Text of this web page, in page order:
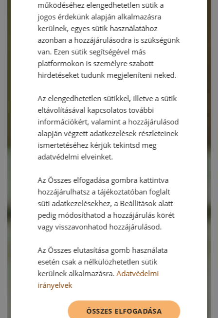
működéséhez elengedhetetlen sütik a
jogos érdekünk alapján alkalmazásra
kerülnek, egyes sütik használatához
azonban a hozzájárulásodra is szükségünk
van. Ezen sütik segítségével más
platformokon is személyre szabott
hirdetéseket tudunk megjeleníteni neked.
Az elengedhetetlen sütikkel, illetve a sütik
eltávolításával kapcsolatos további
információkért, valamint a hozzájárulásod
alapján végzett adatkezelések részleteinek
ismertetéséhez kérjük tekintsd meg
adatvédelmi elveinket.
Az Összes elfogadása gombra kattintva
hozzájárulhatsz a tájékoztatóban foglalt
süti adatkezelésekhez, a Beállítások alatt
pedig módosíthatod a hozzájárulás körét
vagy visszavonhatod hozzájárulásod.
Az Összes elutasítása gomb használata
esetén csak a nélkülözhetetlen sütik
kerülnek alkalmazásra.Adatvédelmi
irányelvek
ÖSSZES ELFOGADÁSA